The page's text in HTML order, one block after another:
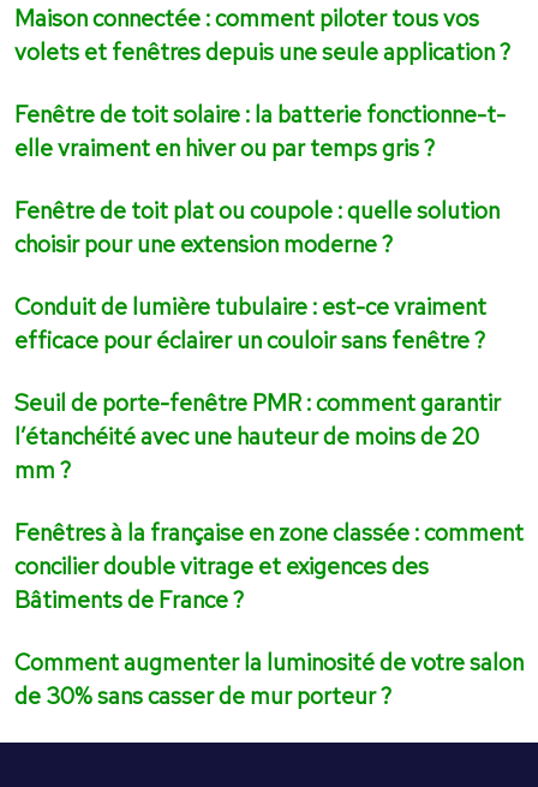
Maison connectée : comment piloter tous vos
volets et fenêtres depuis une seule application ?
Fenêtre de toit solaire : la batterie fonctionne-t-
elle vraiment en hiver ou par temps gris ?
Fenêtre de toit plat ou coupole : quelle solution
choisir pour une extension moderne ?
Conduit de lumière tubulaire : est-ce vraiment
efficace pour éclairer un couloir sans fenêtre ?
Seuil de porte-fenêtre PMR : comment garantir
l’étanchéité avec une hauteur de moins de 20
mm ?
Fenêtres à la française en zone classée : comment
concilier double vitrage et exigences des
Bâtiments de France ?
Comment augmenter la luminosité de votre salon
de 30% sans casser de mur porteur ?